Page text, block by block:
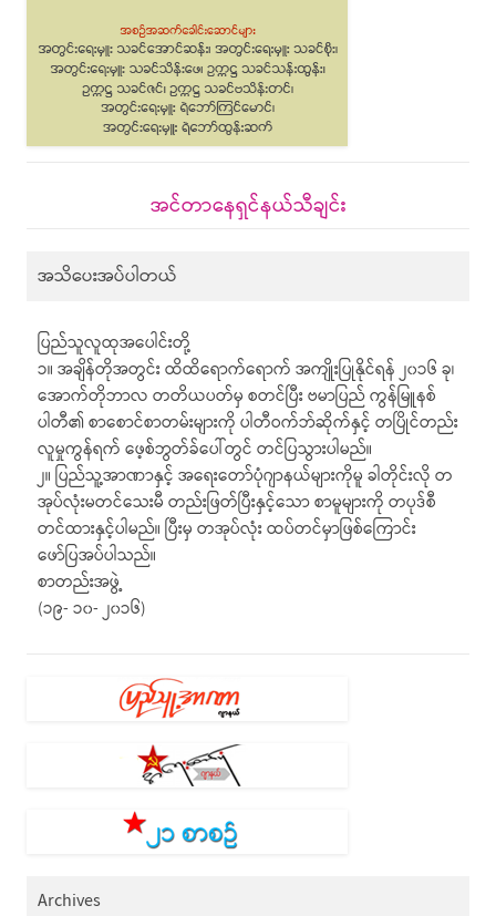
အင်တာနေရှင်နယ်သီချင်း
အသိပေးအပ်ပါတယ်
ပြည်သူလူထုအပေါင်းတို့
၁။ အချိန်တိုအတွင်း ထိထိရောက်ရောက် အကျိုးပြုနိုင်ရန် ၂၀၁၆ ခု၊
အောက်တိုဘာလ တတိယပတ်မှ စတင်ပြီး ဗမာပြည် ကွန်မြူနစ်
ပါတီ၏ စာစောင်စာတမ်းများကို ပါတီဝက်ဘ်ဆိုက်နှင့် တပြိုင်တည်း
လူမှုကွန်ရက် ဖေ့စ်ဘွတ်ခ်ပေါ်တွင် တင်ပြသွားပါမည်။
၂။ ပြည်သူ့အာဏာနှင့် အရေးတော်ပုံဂျာနယ်များကိုမူ ခါတိုင်းလို တ
အုပ်လုံးမတင်သေးမီ တည်းဖြတ်ပြီးနှင့်သော စာမူများကို တပုဒ်စီ
တင်ထားနှင့်ပါမည်။ ပြီးမှ တအုပ်လုံး ထပ်တင်မှာဖြစ်ကြောင်း
ဖော်ပြအပ်ပါသည်။
စာတည်းအဖွဲ့
(၁၉- ၁၀- ၂၀၁၆)
Archives